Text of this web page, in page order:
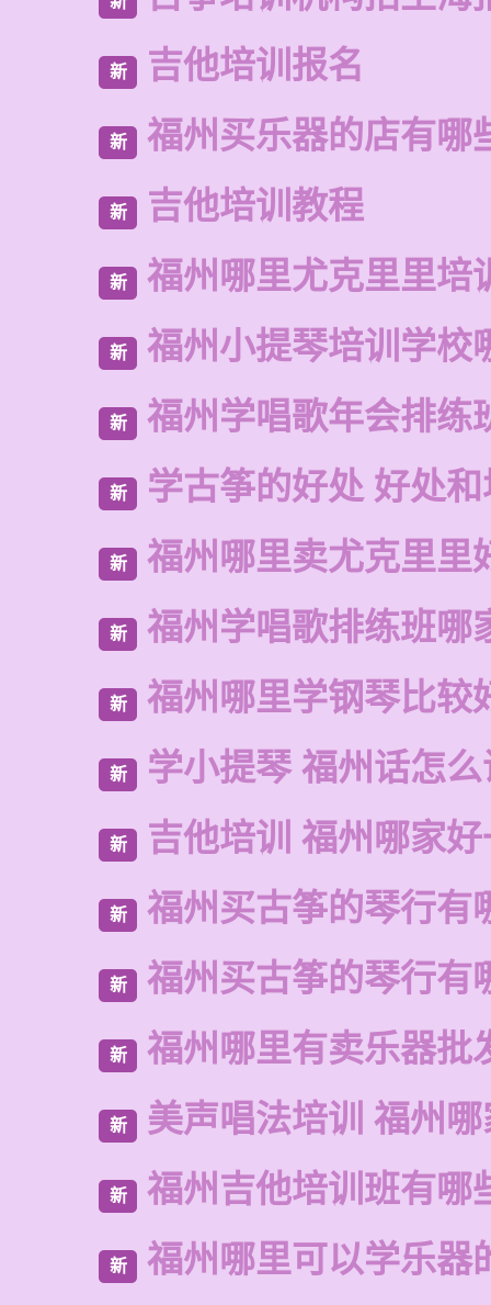
新 吉他培训报名
新 福州买乐器的店有哪
新 吉他培训教程
新 福州哪里尤克里里培
新 福州小提琴培训学校
新 福州学唱歌年会排练
新 学古筝的好处 好处
新 福州哪里卖尤克里里
新 福州学唱歌排练班哪
新 福州哪里学钢琴比较
新 学小提琴 福州话怎
新 吉他培训 福州哪家
新 福州买古筝的琴行有
新 福州买古筝的琴行有
新 福州哪里有卖乐器批
新 美声唱法培训 福州
新 福州吉他培训班有哪
新 福州哪里可以学乐器